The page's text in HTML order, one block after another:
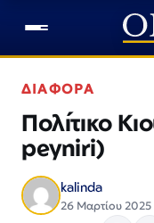
ΔΙΑΦΟΡΑ
Πολίτικο
peyniri)
kalinda
26 Μαρτίου 2025